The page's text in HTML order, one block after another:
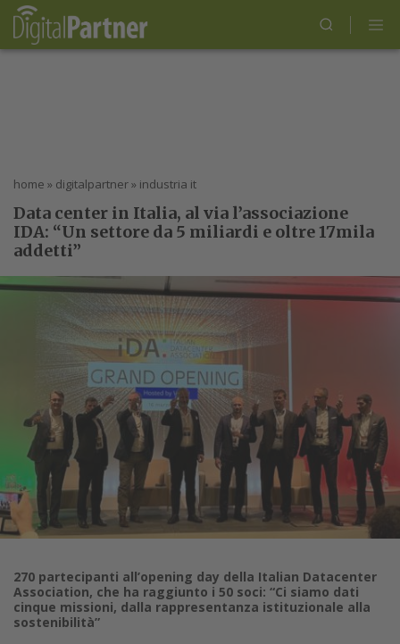
home » digitalpartner» industria it
Data center in Italia, al via l’associazione
IDA: “Un settore da 5 miliardi e oltre 17mila
addetti”
270 partecipanti all’opening day della Italian Datacenter
Association, che ha raggiunto i 50 soci: “Ci siamo dati
cinque missioni, dalla rappresentanza istituzionale alla
sostenibilità”